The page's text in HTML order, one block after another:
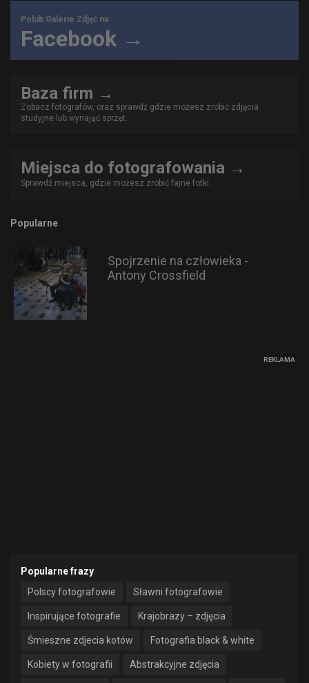
Polub Galerie Zdjęć na
Facebook →
Baza firm →
Zobacz fotografów, oraz sprawdź gdzie możesz zrobić zdjęcia
studyjne lub wynająć sprzęt.
Miejsca do fotografowania →
Sprawdź miejsca, gdzie możesz zrobić fajne fotki.
Popularne
Spojrzenie na człowieka -
Antony Crossfield
REKLAMA
Popularne frazy
Polscy fotografowie
Sławni fotografowie
Inspirujące fotografie Krajobrazy – zdjęcia
Śmieszne zdjecia kotów Fotografia black & white
Kobiety w fotografii Abstrakcyjne zdjęcia